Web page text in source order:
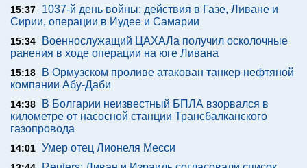
15:37
1037-й день войны: действия в Газе, Ливане и
Сирии, операции в Иудее и Самарии
15:34
Военнослужащий ЦАХАЛа получил осколочные
ранения в ходе операции на юге Ливана
15:18
В Ормузском проливе атакован танкер нефтяной
компании Абу-Даби
14:38
В Болгарии неизвестный БПЛА взорвался в
километре от насосной станции Трансбалканского
газопровода
14:01 Умер отец Лионеля Месси